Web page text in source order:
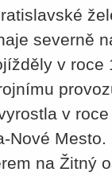
severně
v
v
Nové
na Žitný